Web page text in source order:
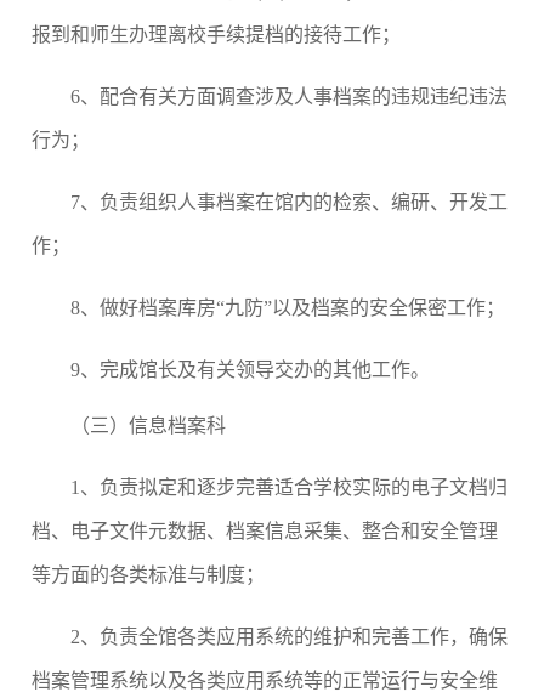
报到和师生办理离校手续提档的接待工作；
6、配合有关方面调查涉及人事档案的违规违纪违法
行为；
7、负责组织人事档案在馆内的检索、编研、开发工
作；
8、做好档案库房“九防”以及档案的安全保密工作；
9、完成馆长及有关领导交办的其他工作。
（三）信息档案科
1 、负责拟定和逐步完善适合学校实际的电子文档归
档、电子文件元数据、档案信息采集、整合和安全管理
等方面的各类标准与制度；
2、负责全馆各类应用系统的维护和完善工作，确保
档案管理系统以及各类应用系统等的正常运行与安全维